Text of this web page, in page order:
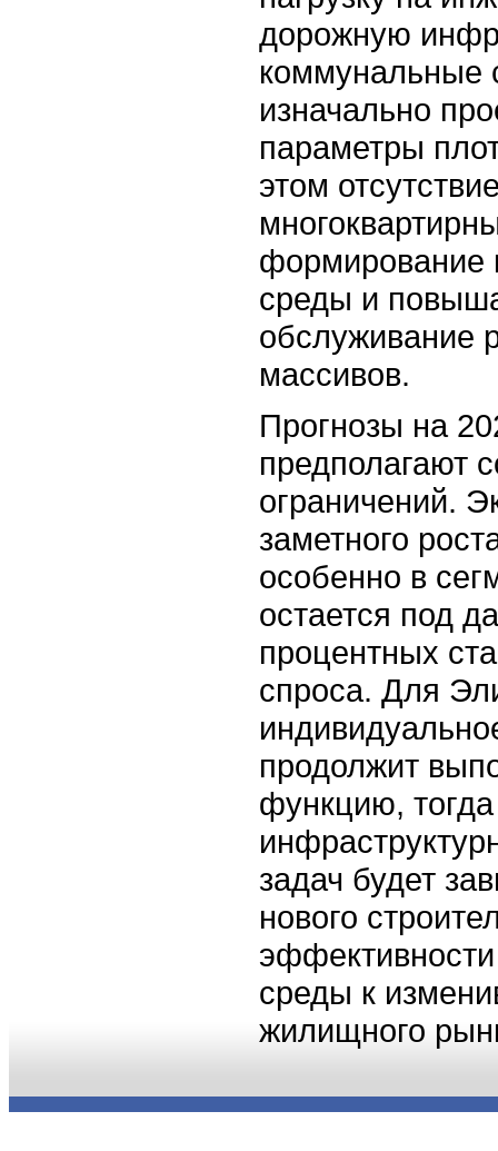
дорожную
коммунальные
изначально
параметры
этом
формирование
среды и
обслуживание
массивов.
Прогнозы на
предполагают
ограничений.
заметного
особенно в
остается под
процентных
спроса. Для
продолжит
функцию,
задач будет
нового
среды к
жилищного